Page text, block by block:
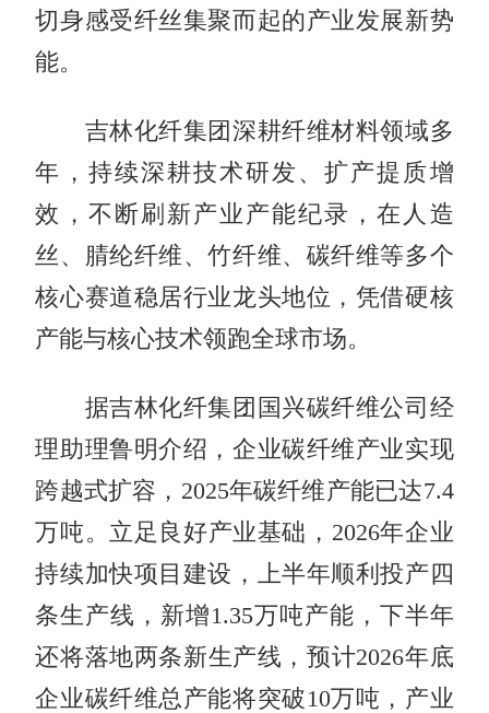
切身感受纤丝集聚而起的产业发展新势
能。
吉林化纤集团深耕纤维材料领域多
年，持续深耕技术研发、扩产提质增
效，不断刷新产业产能纪录，在人造
丝、腈纶纤维、竹纤维、碳纤维等多个
核心赛道稳居行业龙头地位，凭借硬核
产能与核心技术领跑全球市场。
据吉林化纤集团国兴碳纤维公司经
理助理鲁明介绍，企业碳纤维产业实现
跨越式扩容，2025年碳纤维产能已达7.4
万吨。立足良好产业基础，2026年企业
持续加快项目建设，上半年顺利投产四
条生产线，新增1.35万吨产能，下半年
还将落地两条新生产线，预计2026年底
企业碳纤维总产能将突破10万吨，产业